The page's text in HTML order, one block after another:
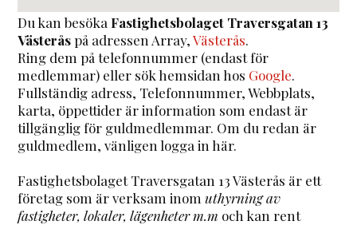
Du kan besökaFastighetsbolaget Traversgatan 13
Västeråspå adressen Array,Västerås.
Ring dem på telefonnummer (endast för
medlemmar) eller sök hemsidan hos Google.
Fullständig adress, Telefonnummer, Webbplats,
karta, öppettider är information som endast är
tillgänglig för guldmedlemmar. Om du redan är
guldmedlem, vänligen logga in här.
Fastighetsbolaget Traversgatan 13 Västerås är ett
företag som är verksam inomuthyrning av
fastigheter, lokaler, lägenheter m.m och kan rent